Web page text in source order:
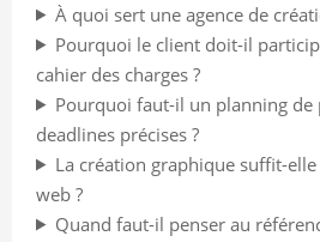
À quoi sert une agence de
Pourquoi le client doit-il
cahier des charges ?
Pourquoi faut-il un planning de
deadlines précises ?
La création graphique suffit-
web ?
Quand faut-il penser au